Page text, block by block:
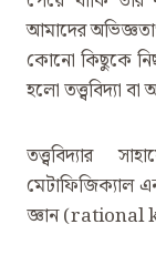
আমাদের
কোনো কিছুকে
হলো তত্ত্ববিদ্যা
তত্ত্ববিদ্যার
মেটাফিজিক্যাল
জ্ঞান (rational